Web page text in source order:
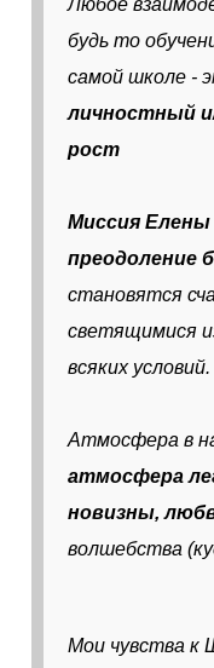
будь то
самой школе -
личностный
рост
Миссия Елены
преодоление
становятся
светящимися
всяких условий.
Атмосфера в
атмосфера
новизны,
волшебства
Мои чувства к